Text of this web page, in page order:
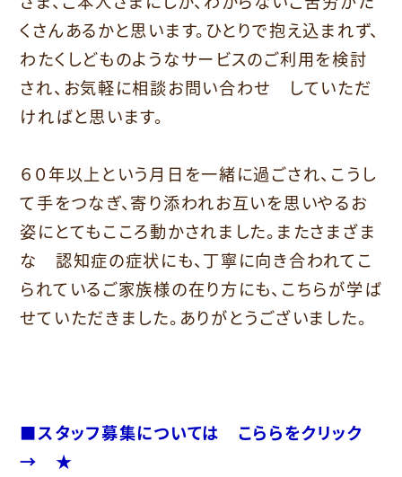
くさんあるかと思います。ひとりで抱え込まれず、
わたくしどものようなサービスのご利用を検討
され、お気軽に相談お問い合わせ していただ
ければと思います。
６０年以上という月日を一緒に過ごされ、こうし
て手をつなぎ、寄り添われお互いを思いやるお
姿にとてもこころ動かされました。またさまざま
な 認知症の症状にも、丁寧に向き合われてこ
られているご家族様の在り方にも、こちらが学ば
せていただきました。ありがとうございました。
■スタッフ募集については こららをクリック
→ ★